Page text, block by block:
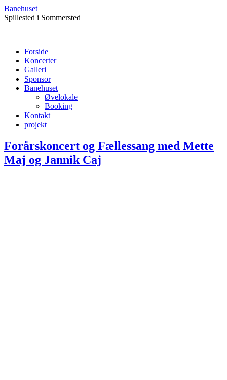
Banehuset
Spillested i Sommersted
Forside
Koncerter
Galleri
Sponsor
Banehuset
Øvelokale
Booking
Kontakt
projekt
Forårskoncert og Fællessang med Mette
Maj og Jannik Caj